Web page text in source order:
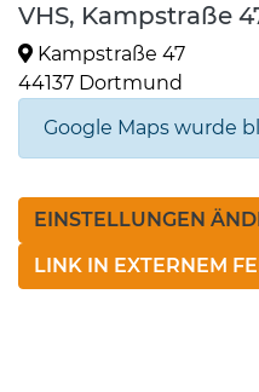
VHS, Kampstraße
Kampstraße 47
44137 Dortmund
Google Maps wurde
EINSTELLUNGEN
LINK IN EXTERNEM